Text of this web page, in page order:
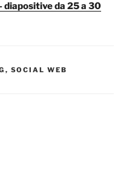
da 25 a 30
, SOCIAL WEB